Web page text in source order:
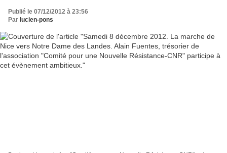
Nouvelle Résistance-CNR" participe à cet
évènement ambitieux.
Publié le 07/12/2012 à 23:56
Par lucien-pons